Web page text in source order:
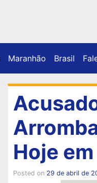
Maranhão Brasil
Hoje
Posted on 29 de abril de